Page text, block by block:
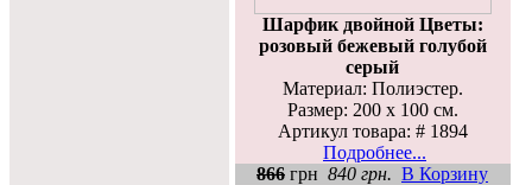
Шарфик двойной Цветы:
розовый бежевый голубой
серый
Материал: Полиэстер.
Размер: 200 х 100 см.
Артикул товара: # 1894
Подробнее...
866 грн 840 грн. В Корзину